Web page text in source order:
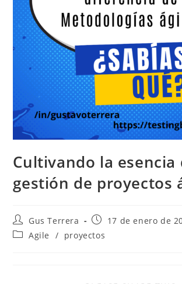
Cultivando la esencia
gestión de proyectos
Gus Terrera
17 de enero de
Agile
/ proyectos